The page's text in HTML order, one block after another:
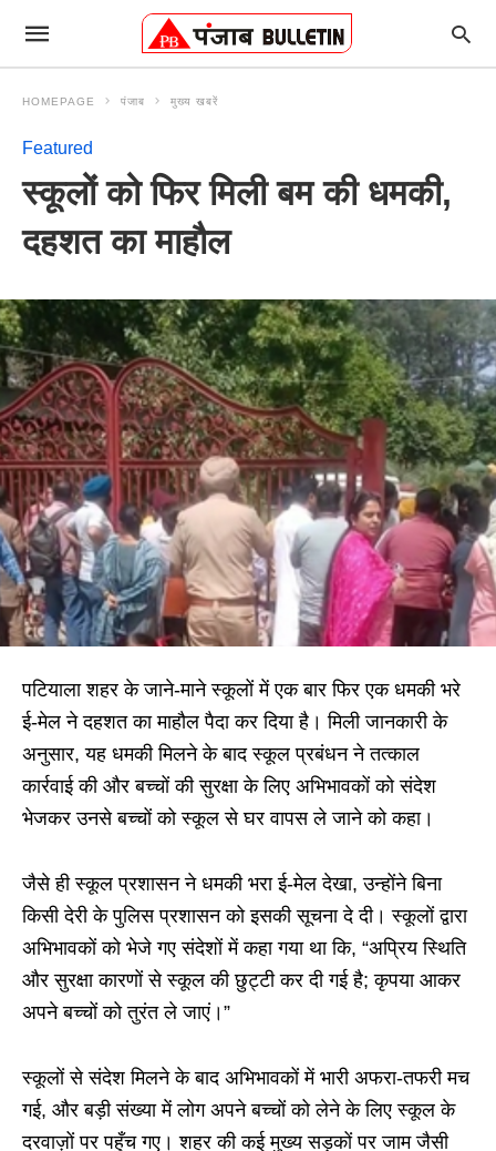
HOMEPAGE पंजाब मुख्य खबरें
Featured
स्कूलों को फिर मिली बम की धमकी,
दहशत का माहौल
पटियाला शहर के जाने-माने स्कूलों में एक बार फिर एक धमकी भरे
ई-मेल ने दहशत का माहौल पैदा कर दिया है। मिली जानकारी के
अनुसार, यह धमकी मिलने के बाद स्कूल प्रबंधन ने तत्काल
कार्रवाई की और बच्चों की सुरक्षा के लिए अभिभावकों को संदेश
भेजकर उनसे बच्चों को स्कूल से घर वापस ले जाने को कहा।
जैसे ही स्कूल प्रशासन ने धमकी भरा ई-मेल देखा, उन्होंने बिना
किसी देरी के पुलिस प्रशासन को इसकी सूचना दे दी। स्कूलों द्वारा
अभिभावकों को भेजे गए संदेशों में कहा गया था कि, “अप्रिय स्थिति
और सुरक्षा कारणों से स्कूल की छुट्टी कर दी गई है; कृपया आकर
अपने बच्चों को तुरंत ले जाएं।”
स्कूलों से संदेश मिलने के बाद अभिभावकों में भारी अफरा-तफरी मच
गई, और बड़ी संख्या में लोग अपने बच्चों को लेने के लिए स्कूल के
दरवाज़ों पर पहुँच गए। शहर की कई मुख्य सड़कों पर जाम जैसी